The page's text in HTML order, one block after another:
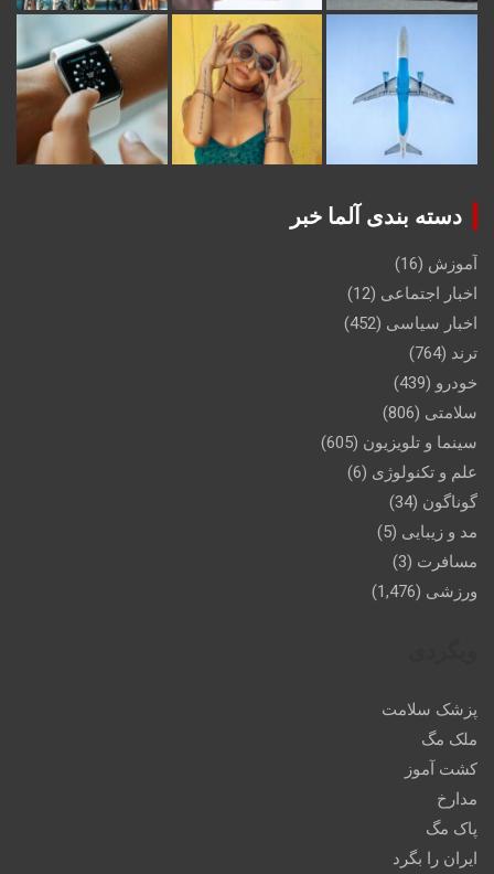
دسته بندی آلما خبر
آموزش (16)
اخبار اجتماعی (12)
اخبار سیاسی (452)
ترند (764)
خودرو (439)
سلامتی (806)
سینما و تلویزیون (605)
علم و تکنولوژی (6)
گوناگون (34)
مد و زیبایی (5)
مسافرت (3)
ورزشی (1,476)
پزشک سلامت
ملک مگ
کشت آموز
مدارخ
پاک مگ
ایران را بگرد